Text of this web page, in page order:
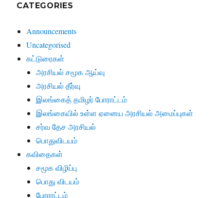
CATEGORIES
Announcements
Uncategorised
கட்டுரைகள்
அரசியல் சமூக ஆய்வு
அரசியல் தீர்வு
இலங்கைத் தமிழர் போராட்டம்
இலங்கையில் உள்ள ஏனைய அரசியல் அமைப்புகள்
சர்வ தேச அரசியல்
பொதுவிடயம்
கவிதைகள்
சமூக விழிப்பு
பொது விடயம்
போராட்டம்